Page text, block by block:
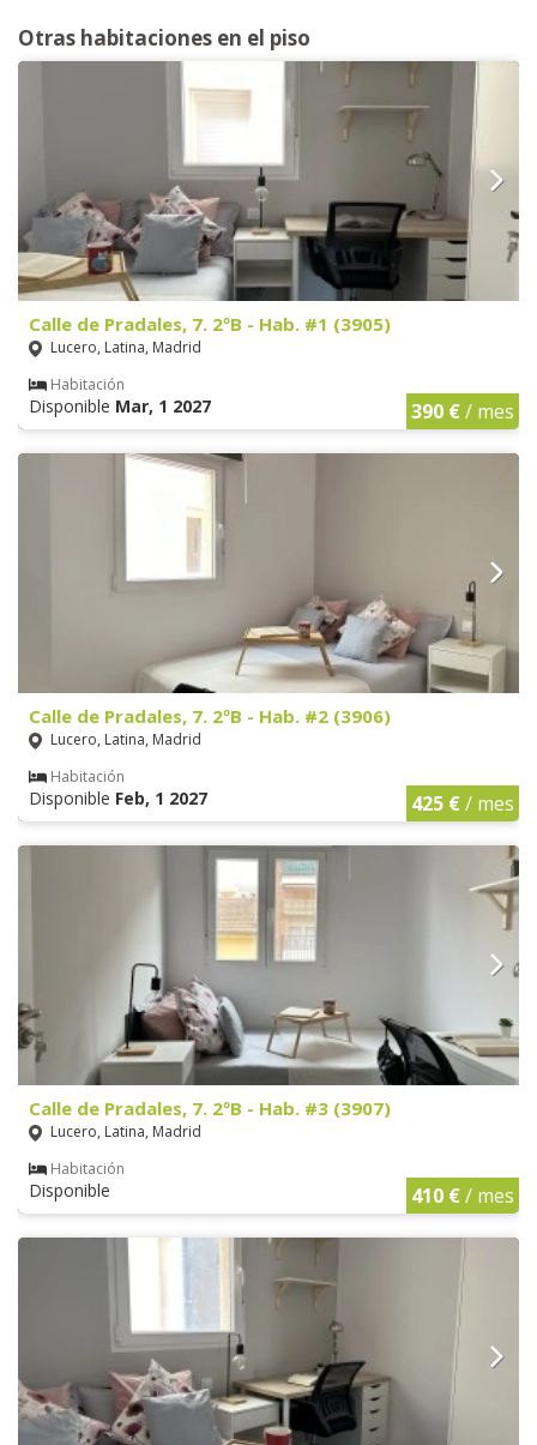
Otras habitaciones en el piso
Calle de Pradales, 7. 2ºB - Hab. #1 (3905)
Lucero, Latina, Madrid
Habitación
Disponible Mar, 1 2027 390 €/ mes
Calle de Pradales, 7. 2ºB - Hab. #2 (3906)
Lucero, Latina, Madrid
Habitación
Disponible Feb, 1 2027 425 €/ mes
Calle de Pradales, 7. 2ºB - Hab. #3 (3907)
Lucero, Latina, Madrid
Habitación
Disponible 410 €/ mes